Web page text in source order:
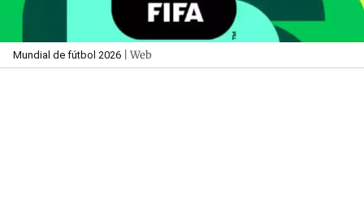
Mundial de fútbol 2026 | Web